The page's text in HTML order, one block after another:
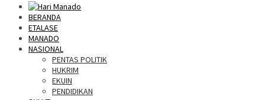
BERANDA
ETALASE
MANADO
NASIONAL
PENTAS POLITIK
HUKRIM
EKUIN
PENDIDIKAN